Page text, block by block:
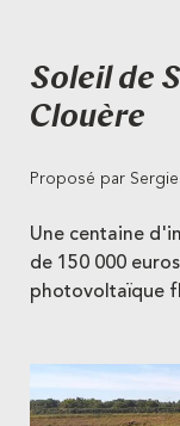
Soleil de
Clouère
Proposé par
Une centaine
de 150 000
photovoltaïque